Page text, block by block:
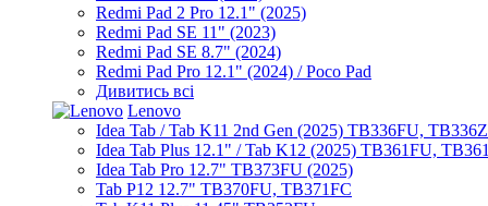
Redmi Pad 2 Pro 12.1" (2025)
Redmi Pad SE 11" (2023)
Redmi Pad SE 8.7" (2024)
Redmi Pad Pro 12.1" (2024) / Poco Pad
Дивитись всі
Lenovo
Idea Tab / Tab K11 2nd Gen (2025) TB336FU,
Idea Tab Plus 12.1" / Tab K12 (2025) TB361FU,
Idea Tab Pro 12.7" TB373FU (2025)
Tab P12 12.7" TB370FU, TB371FC